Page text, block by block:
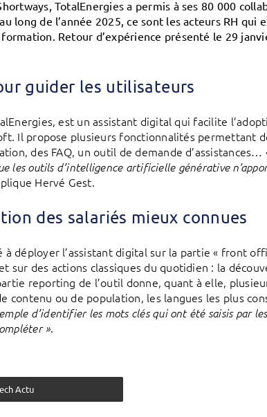
TotalEnergies a permis à ses 80 000
long de l’année 2025, ce sont les acteurs RH
Retour d’expérience présenté le 29
guider les utilisateurs
est un assistant digital qui facilite
Il propose plusieurs fonctionnalités permettant
des FAQ, un outil de demande d’assistances…
les outils d’intelligence artificielle générative
Hervé Gest.
des salariés mieux connues
déployer l’assistant digital sur la partie « front
sur des actions classiques du quotidien : la
reporting de l’outil donne, quant à elle,
contenu ou de population, les langues les plus
d’identifier les mots clés qui ont été saisis par
».
Actu